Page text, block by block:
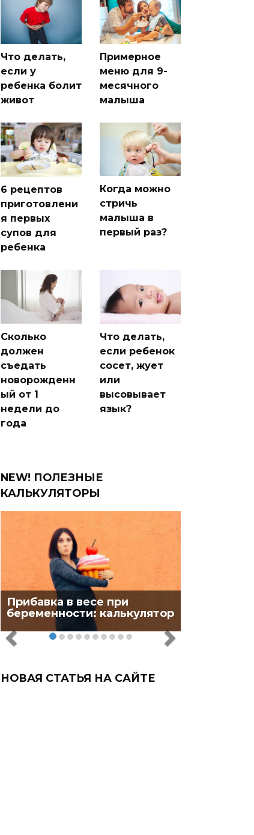
Что делать,
если у
ребенка болит
живот
Примерное
меню для 9-
месячного
малыша
6 рецептов
приготовлени
я первых
супов для
ребенка
Когда можно
стричь
малыша в
первый раз?
Сколько
должен
съедать
новорожденн
ый от 1
недели до
года
Что делать,
если ребенок
сосет, жует
или
высовывает
язык?
NEW! ПОЛЕЗНЫЕ
КАЛЬКУЛЯТОРЫ
Прибавка в весе при
беременности: калькулятор
НОВАЯ СТАТЬЯ НА САЙТЕ